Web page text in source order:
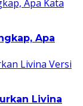
Apa
Livina